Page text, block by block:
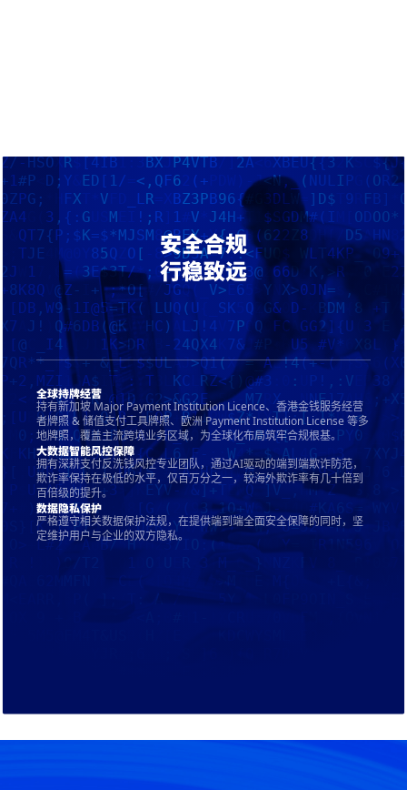
安全合规
行稳致远
全球持牌经营
持有新加坡 Major Payment Institution Licence、香港金钱服务经营
者牌照 & 储值支付工具牌照、欧洲 Payment Institution License 等多
地牌照，覆盖主流跨境业务区域，为全球化布局筑牢合规根基。
大数据智能风控保障
拥有深耕支付反洗钱风控专业团队，通过AI驱动的端到端欺诈防范，
欺诈率保持在极低的水平，仅百万分之一，较海外欺诈率有几十倍到
百倍级的提升。
数据隐私保护
严格遵守相关数据保护法规，在提供端到端全面安全保障的同时，坚
定维护用户与企业的双方隐私。